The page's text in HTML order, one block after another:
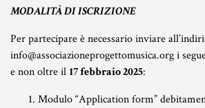
MODALITÀ DI ISCRIZIONE
Per partecipare è necessario inviare
info@associazioneprogettomusica.org i
e non oltre il17 febbraio 2025:
Modulo “Application form”